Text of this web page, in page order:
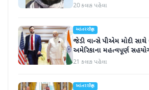
20 કલાક પહેલા
આંતરરાષ્ટ્રીય
જેડી વાન્સે પીએમ મોદી સાથે
અમેરિકાના મહત્વપૂર્ણ
21 કલાક પહેલા
આંતરરાષ્ટ્રીય